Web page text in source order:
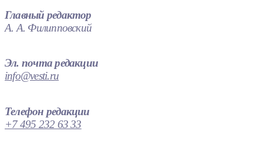
Главный редактор
А. А. Филипповский
Эл. почта редакции
info@vesti.ru
Телефон редакции
+7 495 232 63 33